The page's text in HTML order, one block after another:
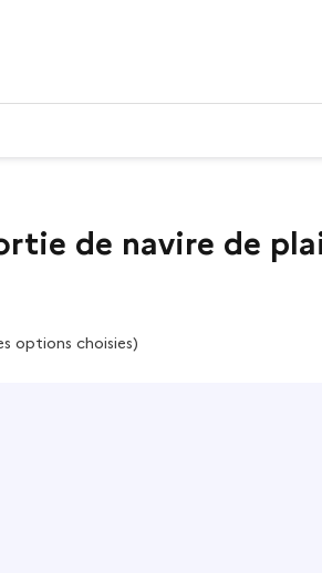
de navire de
options choisies)